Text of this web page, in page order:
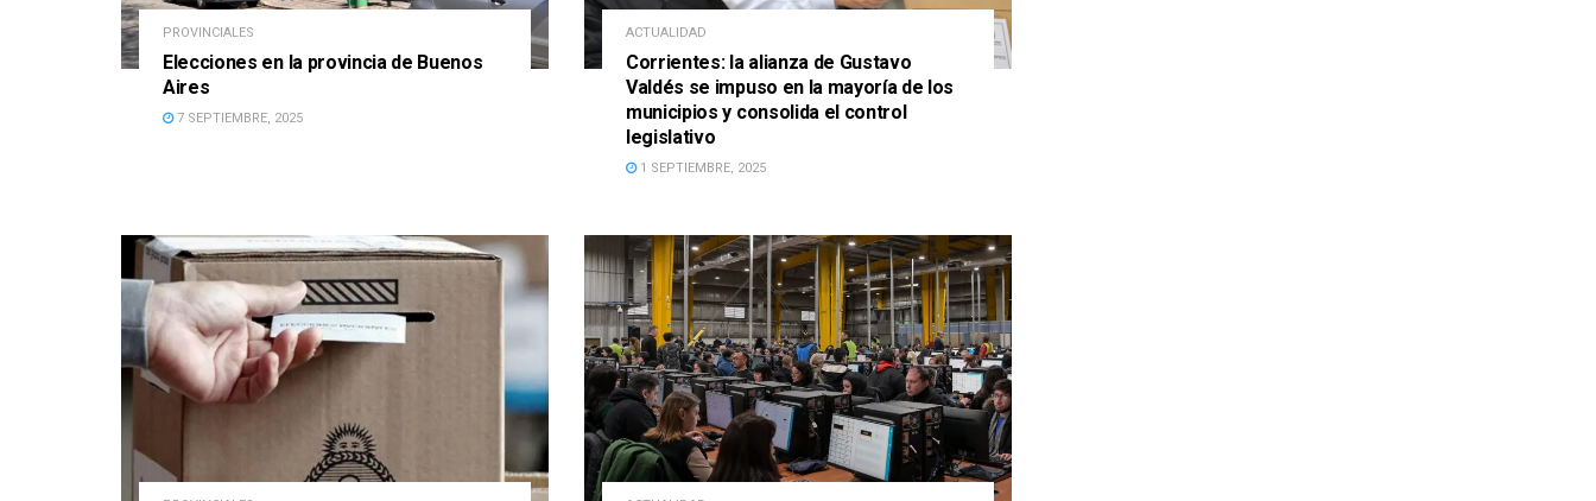
PROVINCIALES
Elecciones en la provincia de Buenos
Aires
7 SEPTIEMBRE, 2025
ACTUALIDAD
Corrientes: la alianza de Gustavo
Valdés se impuso en la mayoría de los
municipios y consolida el control
legislativo
1 SEPTIEMBRE, 2025